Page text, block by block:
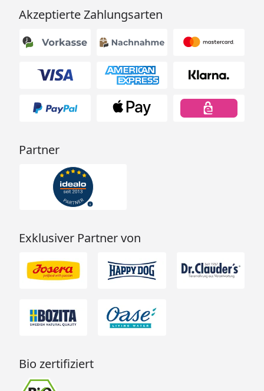
Akzeptierte Zahlungsarten
Partner
Exklusiver Partner von
Bio zertifiziert